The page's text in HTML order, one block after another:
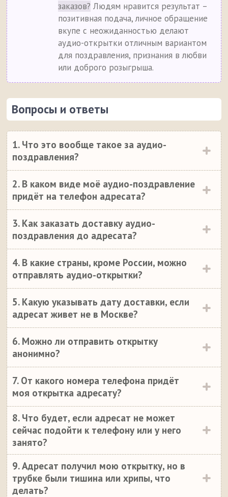
заказов? Людям нравится результат –
позитивная подача, личное обращение
вкупе с неожиданностью делают
аудио-открытки отличным вариантом
для поздравления, признания в любви
или доброго розыгрыша.
Вопросы и ответы
1. Что это вообще такое за аудио-
поздравления?
2. В каком виде моё аудио-поздравление
придёт на телефон адресата?
3. Как заказать доставку аудио-
поздравления до адресата?
4. В какие страны, кроме России, можно
отправлять аудио-открытки?
5. Какую указывать дату доставки, если
адресат живет не в Москве?
6. Можно ли отправить открытку
анонимно?
7. От какого номера телефона придёт
моя открытка адресату?
8. Что будет, если адресат не может
сейчас подойти к телефону или у него
занято?
9. Адресат получил мою открытку, но в
трубке были тишина или хрипы, что
делать?